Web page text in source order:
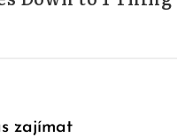
zajímat